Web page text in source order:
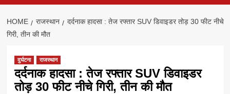
HOME राजस्थान
दर्दनाक हादसा : तेज रफ्तार SUV डिवाइडर तोड़ 30 फीट नीचे
गिरी, तीन की मौत
दुर्घटना राजस्थान
दर्दनाक हादसा : तेज रफ्तार SUV डिवाइडर
तोड़ 30 फीट नीचे गिरी, तीन की मौत